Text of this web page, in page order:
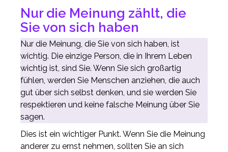
Nur die Meinung zählt, die
Sie von sich haben
Nur die Meinung, die Sie von sich haben, ist
wichtig. Die einzige Person, die in Ihrem Leben
wichtig ist, sind Sie. Wenn Sie sich großartig
fühlen, werden Sie Menschen anziehen, die auch
gut über sich selbst denken, und sie werden Sie
respektieren und keine falsche Meinung über Sie
sagen.
Dies ist ein wichtiger Punkt. Wenn Sie die Meinung
anderer zu ernst nehmen, sollten Sie an sich